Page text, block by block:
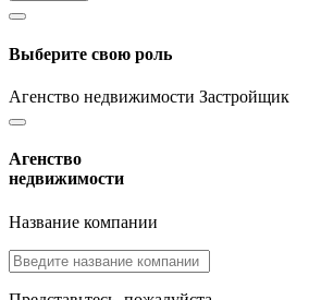
Выберите свою роль
Агенство недвижимости Застройщик
Агенство
недвижимости
Название компании